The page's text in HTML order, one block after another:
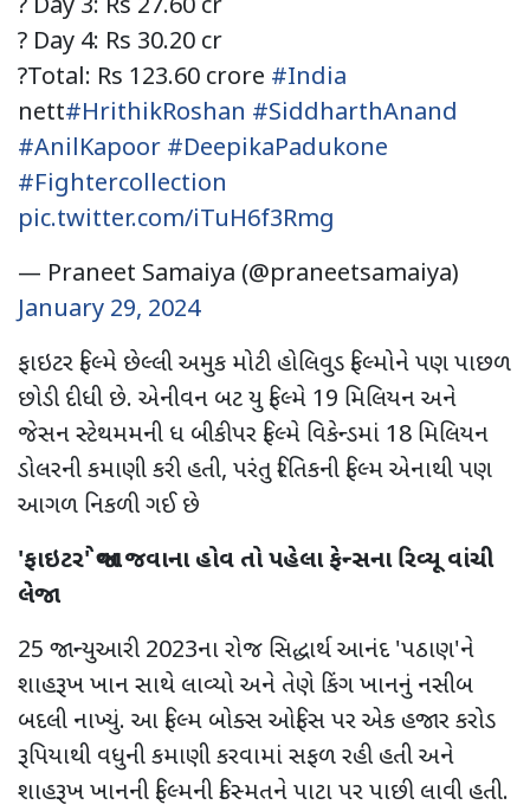
? Day 3: Rs 27.60 cr
? Day 4: Rs 30.20 cr
?Total: Rs 123.60 crore #India
nett#HrithikRoshan #SiddharthAnand
#AnilKapoor #DeepikaPadukone
#Fightercollection
pic.twitter.com/iTuH6f3Rmg
— Praneet Samaiya (@praneetsamaiya)
January 29, 2024
ફાઇટર ફિલ્મે છેલ્લી અમુક મોટી હોલિવુડ ફિલ્મોને પણ પાછળ
છોડી દીધી છે. એનીવન બટ યુ ફિલ્મે 19 મિલિયન અને
જેસન સ્ટેથમમની ધ બીકીપર ફિલ્મે વિકેન્ડમાં 18 મિલિયન
ડોલરની કમાણી કરી હતી, પરંતુ રિતિકની ફિલ્મ એનાથી પણ
આગળ નિકળી ગઈ છે
'ફાઇટર' જોવા જવાના હોવ તો પહેલા ફેન્સના રિવ્યૂ વાંચી
લેજો
25 જાન્યુઆરી 2023ના રોજ સિદ્ધાર્થ આનંદ 'પઠાણ'ને
શાહરૂખ ખાન સાથે લાવ્યો અને તેણે કિંગ ખાનનું નસીબ
બદલી નાખ્યું. આ ફિલ્મ બોક્સ ઓફિસ પર એક હજાર કરોડ
રૂપિયાથી વધુની કમાણી કરવામાં સફળ રહી હતી અને
શાહરૂખ ખાનની ફિલ્મની કિસ્મતને પાટા પર પાછી લાવી હતી.